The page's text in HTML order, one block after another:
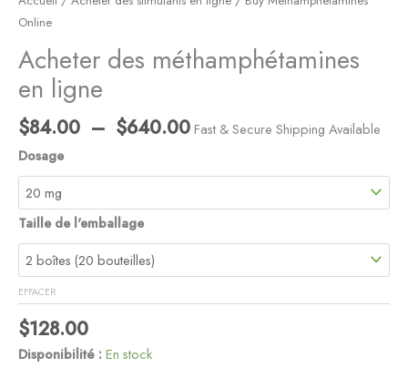
Online
Acheter des méthamphétamines
en ligne
$84.00 – $640.00 Fast & Secure Shipping Available
Dosage
Taille de l'emballage
EFFACER
$128.00
Disponibilité : En stock